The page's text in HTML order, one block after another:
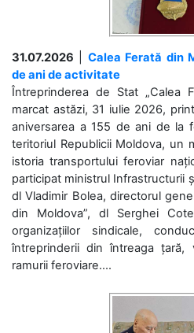
31.07.2026
Calea Ferată din
de ani de activitate
Întreprinderea de Stat „Calea
marcat astăzi, 31 iulie 2026,
aniversarea a 155 de ani de la
teritoriul Republicii Moldova, un
istoria transportului feroviar
participat ministrul Infrastructurii
dl Vladimir Bolea, directorul
din Moldova”, dl Serghei
organizațiilor sindicale,
întreprinderii din întreaga țară,
ramurii feroviare....